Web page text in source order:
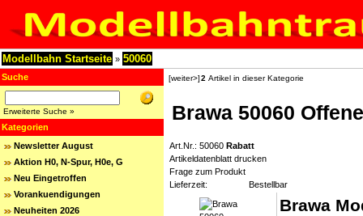
Modellbahn Startseite » 50060
Suche
Erweiterte Suche »
Kategorien
Newsletter August
Aktion H0, N-Spur, H0e, G
Neu Eingetroffen
Vorankuendigungen
Neuheiten 2026
[weiter>]2 Artikel in dieser Kategorie
Brawa 50060
Art.Nr.: 50060 Rabatt
Artikeldatenblatt drucken
Frage zum Produkt
Lieferzeit:
Bestellbar
Brawa